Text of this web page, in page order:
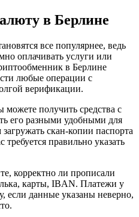
в Берлине
все популярнее, ведь
оплачивать услуги или
в Берлине
любые операции с
верификации.
получить средства с
его разными удобными для
скан-копии паспорта
правильно указать
корректно ли прописали
карты, IBAN. Платежи у
если данные указаны неверно,